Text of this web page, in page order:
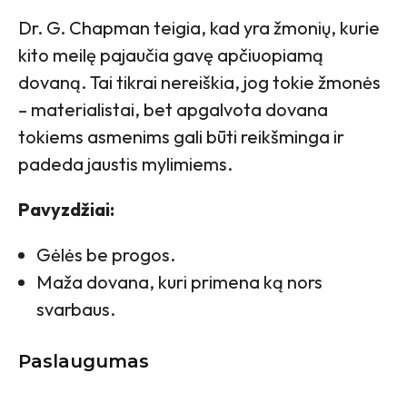
Dr. G. Chapman teigia, kad yra žmonių, kurie
kito meilę pajaučia gavę apčiuopiamą
dovaną. Tai tikrai nereiškia, jog tokie žmonės
– materialistai, bet apgalvota dovana
tokiems asmenims gali būti reikšminga ir
padeda jaustis mylimiems.
Pavyzdžiai:
Gėlės be progos.
Maža dovana, kuri primena ką nors
svarbaus.
Paslaugumas